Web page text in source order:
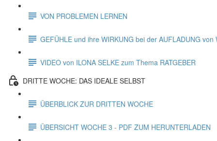
VON PROBLEMEN LERNEN
GEFÜHLE und ihre WIRKUNG bei der AUFLADUNG von
VIDEO von ILONA SELKE zum Thema RATGEBER
DRITTE WOCHE: DAS IDEALE SELBST
ÜBERBLICK ZUR DRITTEN WOCHE
ÜBERSICHT WOCHE 3 - PDF ZUM HERUNTERLADEN